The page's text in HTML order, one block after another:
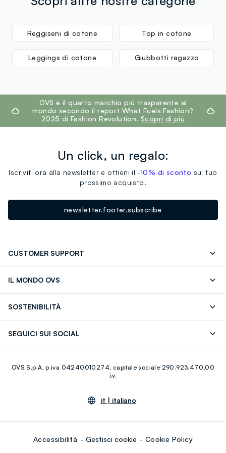
Reggiseni di cotone Top in cotone
Leggings di cotone Giubbotti ragazzo
footer.ariatitleOVS è il quarto marchio più trasparente al
mondo secondo il report What Fuels Fashion?
2025 di Fashion Revolution. Scopri di più
Un click, un regalo:
Iscriviti ora alla newsletter e ottieni il -10% di sconto sul tuo
prossimo acquisto!
newsletter.footer.subscribe
CUSTOMER SUPPORT
IL MONDO OVS
Giftcard
SOSTENIBILITÀ
SEGUICI SUI SOCIAL
Youtube Linkedin
OVS S.p.A, p.iva 04240010274, capitale sociale 290.923.470,00
i.v.
it | italiano
Accessibilità Gestisci cookie Cookie Policy